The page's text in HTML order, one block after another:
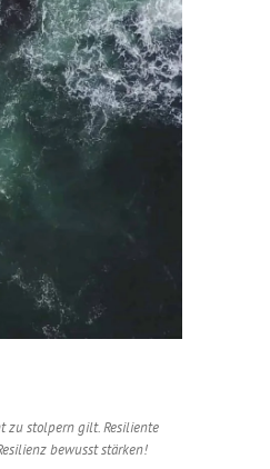
zu stolpern gilt.Resiliente
bewusst stärken!